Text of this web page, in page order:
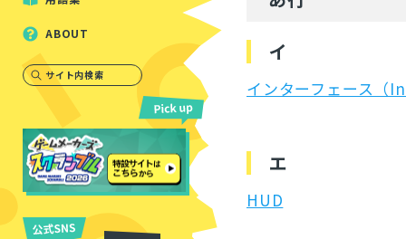
ABOUT
サイト内検索
イ
インターフェース（
エ
HUD